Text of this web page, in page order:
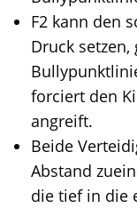
F2 kann den
Druck
forciert den
angreift.
Beide
Abstand
die tief in die